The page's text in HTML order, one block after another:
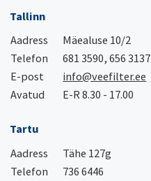
Tallinn
Aadress
Mäealuse 10/2
Telefon
681 3590, 656 3137
E-post
info@veefilter.ee
Avatud
E-R 8.30 - 17.00
Tartu
Aadress
Tähe 127g
Telefon
736 6446